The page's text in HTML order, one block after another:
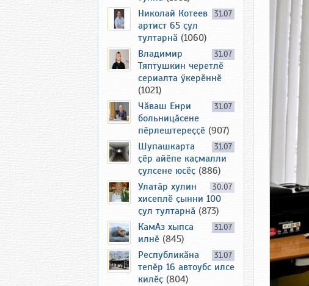
31.07
Николай Котеев
артист 65 ҫул
тултарнӑ (1060)
31.07
Владимир
Тяптушкин черетлӗ
сериалта ӳкерӗннӗ
(1021)
31.07
Чӑваш Енри
больницӑсене
пӗрлештереҫҫӗ (907)
31.07
Шупашкарта
ҫӗр айӗпе каҫмалли
ҫулсене юсӗҫ (886)
30.07
Улатӑр хулин
хисеплӗ ҫынни 100
ҫул тултарнӑ (873)
31.07
КамАз хыпса
илнӗ (845)
31.07
Республикӑна
тепӗр 16 автоубс илсе
килӗҫ (804)